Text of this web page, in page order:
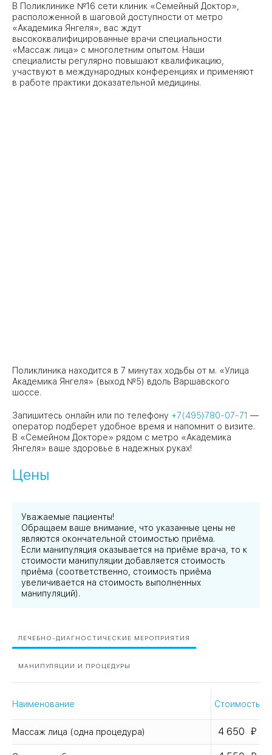
ЗАО
06
12
16
Теплый Стан Пражская
Академическая
Академика
Янгеля
В Поликлинике №16 сети клиник «Семейный Доктор»,
расположенной в шаговой доступности от метро
«Академика Янгеля», вас ждут
высококвалифицированные врачи специальности
«Массаж лица» с многолетним опытом. Наши
специалисты регулярно повышают квалификацию,
участвуют в международных конференциях и применяют
в работе практики доказательной медицины.
Поликлиника находится в 7 минутах ходьбы от м. «Улица
Академика Янгеля» (выход №5) вдоль Варшавского
шоссе.
Запишитесь онлайн или по телефону +7(495)780-07-71 —
оператор подберет удобное время и напомнит о визите.
В «Семейном Докторе» рядом с метро «Академика
Янгеля» ваше здоровье в надежных руках!
Цены
Уважаемые пациенты!
Обращаем ваше внимание, что указанные цены не
являются окончательной стоимостью приёма.
Если манипуляция оказывается на приёме врача, то к
стоимости манипуляции добавляется стоимость
приёма (соответственно, стоимость приёма
увеличивается на стоимость выполненных
манипуляций).
ЛЕЧЕБНО-ДИАГНОСТИЧЕСКИЕ МЕРОПРИЯТИЯ
МАНИПУЛЯЦИИ И ПРОЦЕДУРЫ
Наименование Стоимость
Массаж лица (одна процедура) 4 650